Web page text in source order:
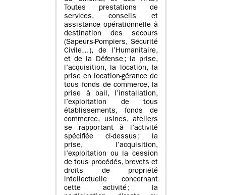
Toutes prestations de
services, conseils et
assistance opérationnelle à
destination des secours
(Sapeurs-Pompiers, Sécurité
Civile…), de l’Humanitaire,
et de la Défense ; la prise,
l’acquisition, la location, la
prise en location-gérance de
tous fonds de commerce, la
prise à bail, l’installation,
l’exploitation de tous
établissements, fonds de
commerce, usines, ateliers
se rapportant à l’activité
spécifiée ci-dessus ; la
prise, l’acquisition,
l’exploitation ou la cession
de tous procédés, brevets et
droits de propriété
intellectuelle concernant
cette activité ; la